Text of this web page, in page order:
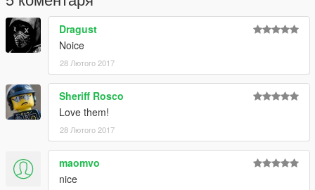
Dragust
Noice
28 Лютого 2017
Sheriff Rosco
Love them!
28 Лютого 2017
maomvo
nice